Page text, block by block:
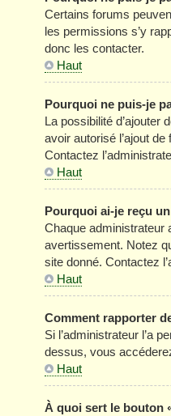
Certains forums
les permissions s’y
donc les contacter.
Haut
Pourquoi ne puis-je
La possibilité d’ajouter
avoir autorisé l’ajout
Contactez
Haut
Pourquoi ai-je reçu
Chaque administrateur
avertissement. Notez
site donné. Contactez
Haut
Comment rapporter
Si l’administrateur l’a
dessus, vous
Haut
À quoi sert le bouton